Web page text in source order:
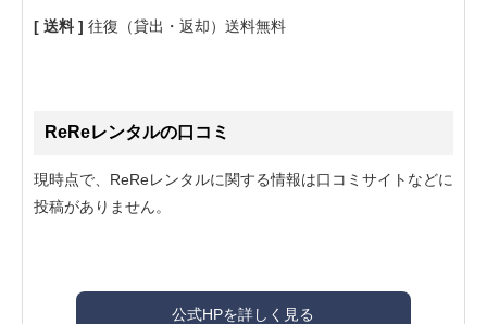
[ 送料 ] 往復（貸出・返却）送料無料
ReReレンタルの口コミ
現時点で、ReReレンタルに関する情報は口コミサイトなどに
投稿がありません。
公式HPを詳しく見る